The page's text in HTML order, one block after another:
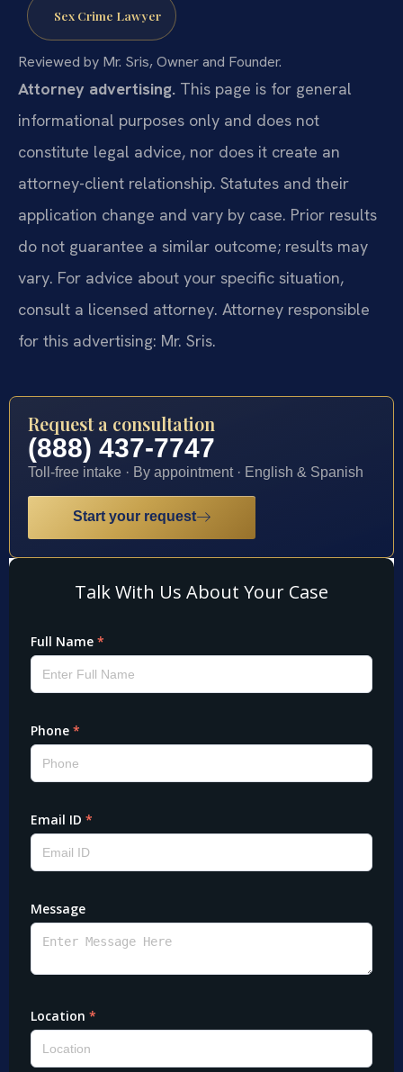
Sex Crime Lawyer
Reviewed by Mr. Sris, Owner and Founder.
Attorney advertising. This page is for general
informational purposes only and does not
constitute legal advice, nor does it create an
attorney-client relationship. Statutes and their
application change and vary by case. Prior results
do not guarantee a similar outcome; results may
vary. For advice about your specific situation,
consult a licensed attorney. Attorney responsible
for this advertising: Mr. Sris.
Request a consultation
(888) 437-7747
Toll-free intake · By appointment · English & Spanish
Start your request